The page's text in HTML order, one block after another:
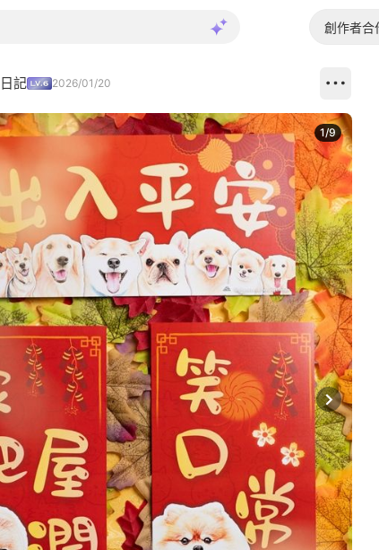
創作者合
記 2026/01/20
Next slide
1/9